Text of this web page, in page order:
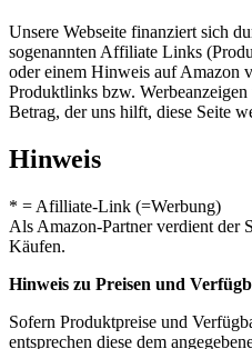
Unsere Webseite finanziert sich
sogenannten Affiliate Links
oder einem Hinweis auf Amazon
Produktlinks bzw.
Betrag, der uns hilft, diese Seite
Hinweis
* = Afilliate-Link (=Werbung)
Als Amazon-Partner verdient der
Käufen.
Hinweis zu Preisen und
Sofern Produktpreise und
entsprechen diese dem